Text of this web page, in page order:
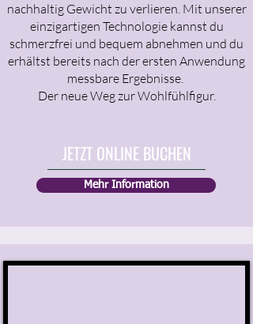
nachhaltig Gewicht zu verlieren. Mit unserer
einzigartigen Technologie kannst du
schmerzfrei und bequem abnehmen und du
erhältst bereits nach der ersten Anwendung
messbare Ergebnisse.
Der neue Weg zur Wohlfühlfigur.
JETZT ONLINE BUCHEN
Mehr Information